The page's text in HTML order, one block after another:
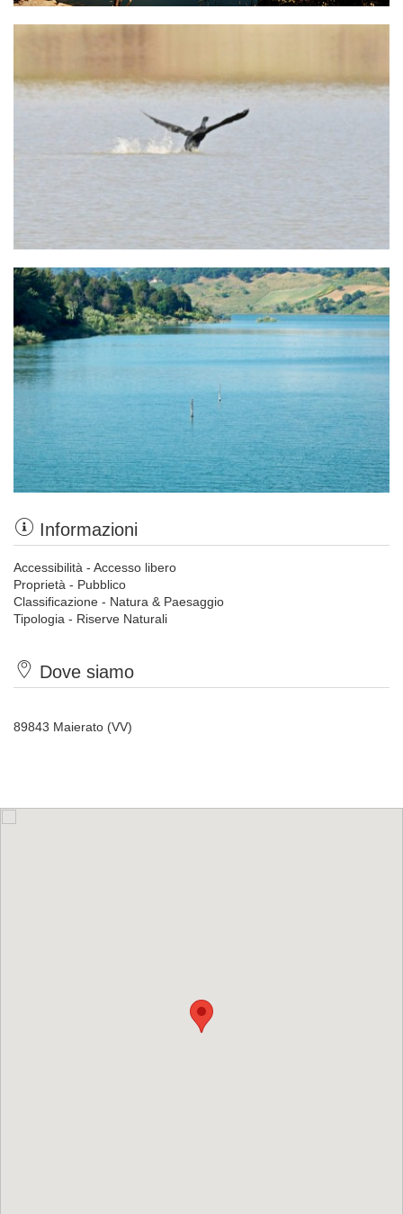
Informazioni
Accessibilità - Accesso libero
Proprietà - Pubblico
Classificazione - Natura & Paesaggio
Tipologia - Riserve Naturali
Dove siamo
89843 Maierato (VV)